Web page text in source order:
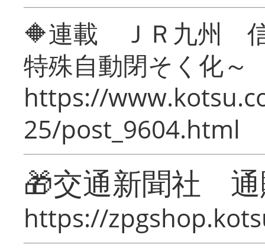
🔶連載 ＪＲ九州 信
特殊自動閉そく化～
https://
25/post_9604.html
🎁交通新聞社
https://